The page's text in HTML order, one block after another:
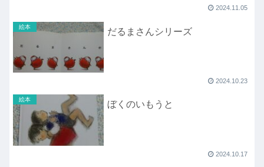
2024.11.05
絵本 だるまさんシリーズ
2024.10.23
絵本 ぼくのいもうと
2024.10.17